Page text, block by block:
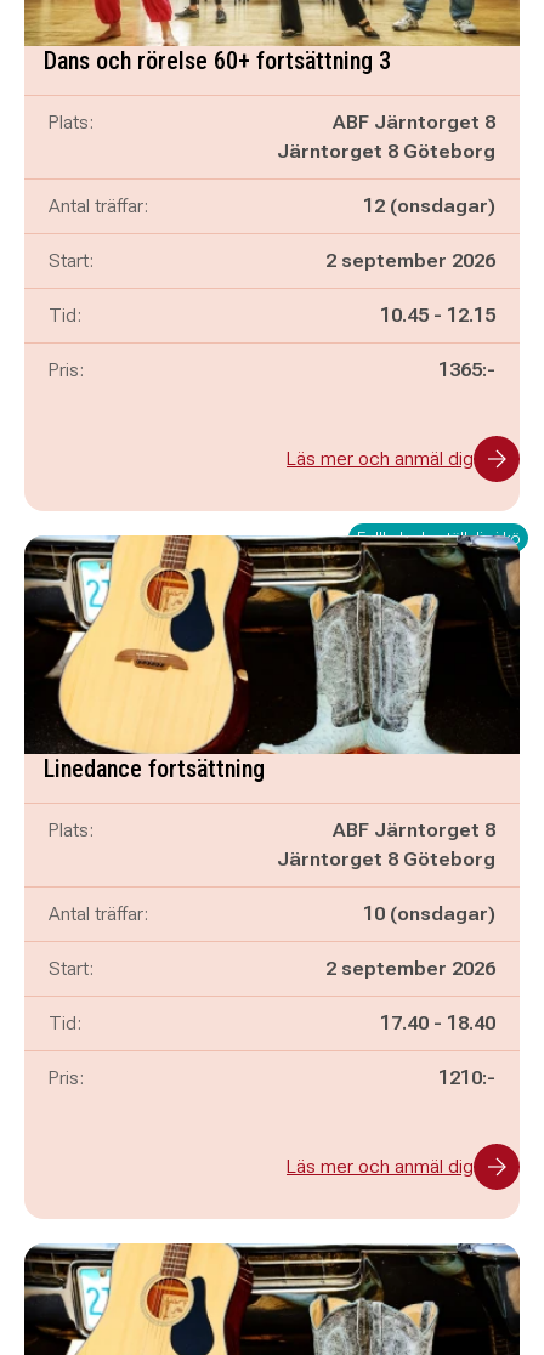
Dans och rörelse 60+ fortsättning 3
Plats:
ABF Järntorget 8
Järntorget 8 Göteborg
Antal träffar: 12 (onsdagar)
Start: 2 september 2026
Tid: Pågår mellan
10.45 - och
12.15
Pris: 1365:-
Läs mer och anmäl dig
Fullbokad - ställ dig i kö
Linedance fortsättning
Plats:
ABF Järntorget 8
Järntorget 8 Göteborg
Antal träffar: 10 (onsdagar)
Start: 2 september 2026
Tid: Pågår mellan
17.40 - och
18.40
Pris: 1210:-
Läs mer och anmäl dig